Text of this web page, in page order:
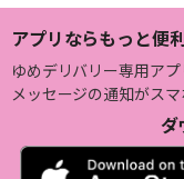
アプリならもっと便
ゆめデリバリー専用アプ
メッセージの通知がスマ
ダ